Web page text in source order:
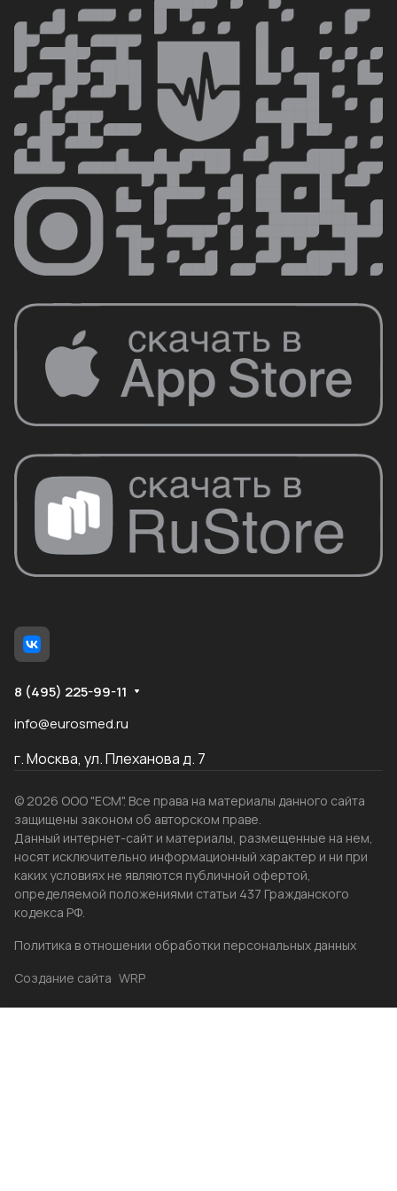
8 (495) 225-99-11
info@eurosmed.ru
г. Москва, ул. Плеханова д. 7
© 2026 ООО "ЕСМ". Все права на материалы данного сайта
защищены законом об авторском праве.
Данный интернет-сайт и материалы, размещенные на нем,
носят исключительно информационный характер и ни при
каких условиях не являются публичной офертой,
определяемой положениями статьи 437 Гражданского
кодекса РФ.
Политика в отношении обработки персональных данных
Создание сайта WRP